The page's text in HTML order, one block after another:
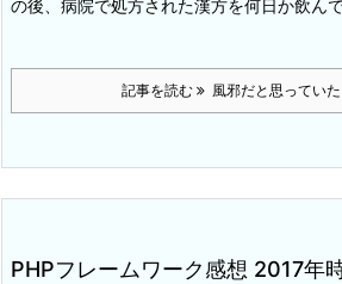
の後、病院で処方された漢方を何日か飲ん
記事を読む 風邪だと思ってい
PHPフレームワーク感想 2017年